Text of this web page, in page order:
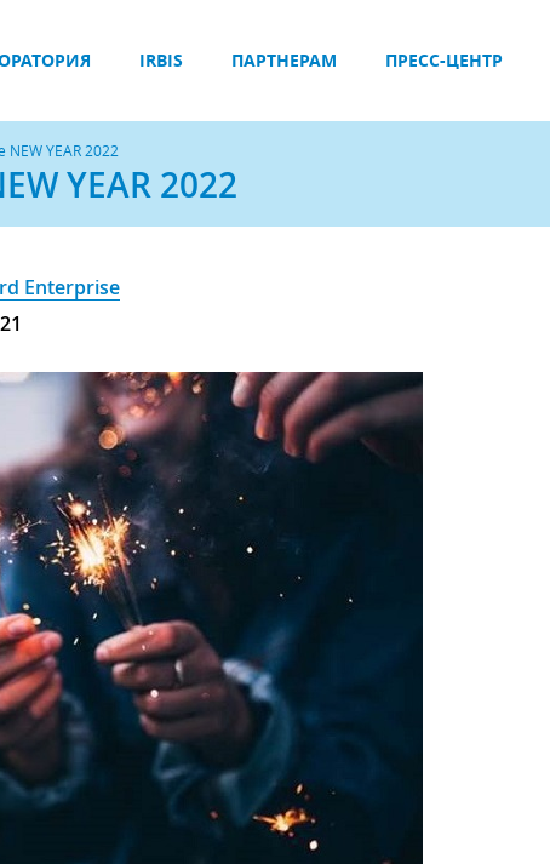
IRBIS ПАРТНЕРАМ ПРЕСС-ЦЕНТР
YEAR 2022
YEAR 2022
Enterprise